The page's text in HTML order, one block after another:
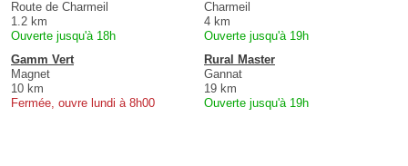
Route de Charmeil
1.2 km
Ouverte jusqu'à 18h
Charmeil
4 km
Ouverte jusqu'à 19h
Gamm Vert
Magnet
10 km
Fermée, ouvre lundi à 8h00
Rural Master
Gannat
19 km
Ouverte jusqu'à 19h